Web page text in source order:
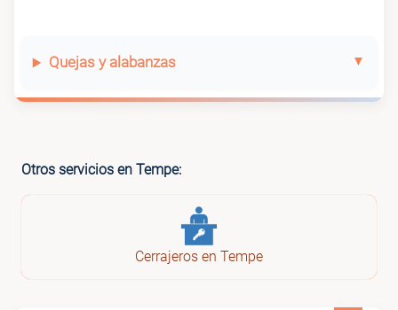
Quejas y alabanzas
Otros servicios en Tempe:
Cerrajeros en Tempe